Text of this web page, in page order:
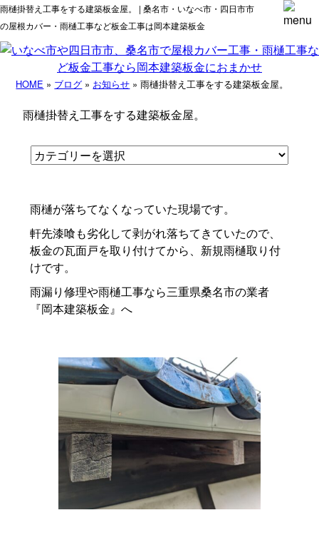
雨樋掛替え工事をする建築板金屋。 | 桑名市・いなべ市・四日市市
の屋根カバー・雨樋工事など板金工事は岡本建築板金
HOME » ブログ » お知らせ » 雨樋掛替え工事をする建築板金屋。
雨樋掛替え工事をする建築板金屋。
雨樋が落ちてなくなっていた現場です。
軒先漆喰も劣化して剥がれ落ちてきていたので、
板金の瓦面戸を取り付けてから、新規雨樋取り付
けです。
雨漏り修理や雨樋工事なら三重県桑名市の業者
『岡本建築板金』へ